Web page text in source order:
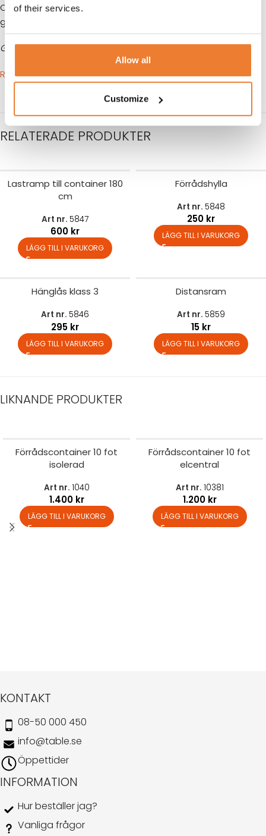
of their services.
Allow all
Customize
Containern är försedd med lockbox (låskåpa) i robust
galvaniserat stål.
Gascontainrar är inte brandklassade.
RITNING
RELATERADE PRODUKTER
Lastramp till container 180
cm
Art nr. 5847
600 kr
LÄGG TILL I VARUKORG
Förrådshylla
Art nr. 5848
250 kr
LÄGG TILL I VARUKORG
Hänglås klass 3
Art nr. 5846
295 kr
LÄGG TILL I VARUKORG
Distansram
Art nr. 5859
15 kr
LÄGG TILL I VARUKORG
LIKNANDE PRODUKTER
Förrådscontainer 10 fot
isolerad
Art nr. 1040
1.400 kr
LÄGG TILL I VARUKORG
Förrådscontainer 10 fot
elcentral
Art nr. 10381
1.200 kr
LÄGG TILL I VARUKORG
KONTAKT
08-50 000 450
info@table.se
Öppettider
INFORMATION
Hur beställer jag?
Vanliga frågor